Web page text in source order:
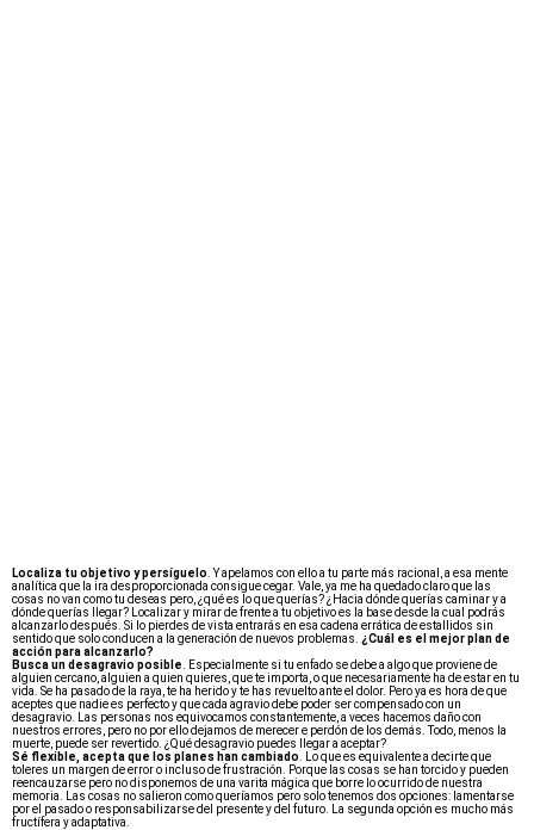
Localiza tu objetivo y persíguelo . Y apelamos con ello a tu parte más racional, a esa mente
analítica que la ira desproporcionada consigue cegar. Vale, ya me ha quedado claro que las
cosas no van como tu deseas pero, ¿qué es lo que querías? ¿Hacia dónde querías caminar y a
dónde querías llegar? Localizar y mirar de frente a tu objetivo es la base desde la cual podrás
alcanzarlo después. Si lo pierdes de vista entrarás en esa cadena errática de estallidos sin
sentido que solo conducen a la generación de nuevos problemas. ¿Cuál es el mejor plan de
acción para alcanzarlo?
Busca un desagravio posible . Especialmente si tu enfado se debe a algo que proviene de
alguien cercano, alguien a quien quieres, que te importa, o que necesariamente ha de estar en tu
vida. Se ha pasado de la raya, te ha herido y te has revuelto ante el dolor. Pero ya es hora de que
aceptes que nadie es perfecto y que cada agravio debe poder ser compensado con un
desagravio. Las personas nos equivocamos constantemente, a veces hacemos daño con
nuestros errores, pero no por ello dejamos de merecer e perdón de los demás. Todo, menos la
muerte, puede ser revertido. ¿Qué desagravio puedes llegar a aceptar?
Sé flexible, acepta que los planes han cambiado . Lo que es equivalente a decirte que
toleres un margen de error o incluso de frustración. Porque las cosas se han torcido y pueden
reencauzarse pero no disponemos de una varita mágica que borre lo ocurrido de nuestra
memoria. Las cosas no salieron como queríamos pero solo tenemos dos opciones: lamentarse
por el pasado o responsabilizarse del presente y del futuro. La segunda opción es mucho más
fructífera y adaptativa.